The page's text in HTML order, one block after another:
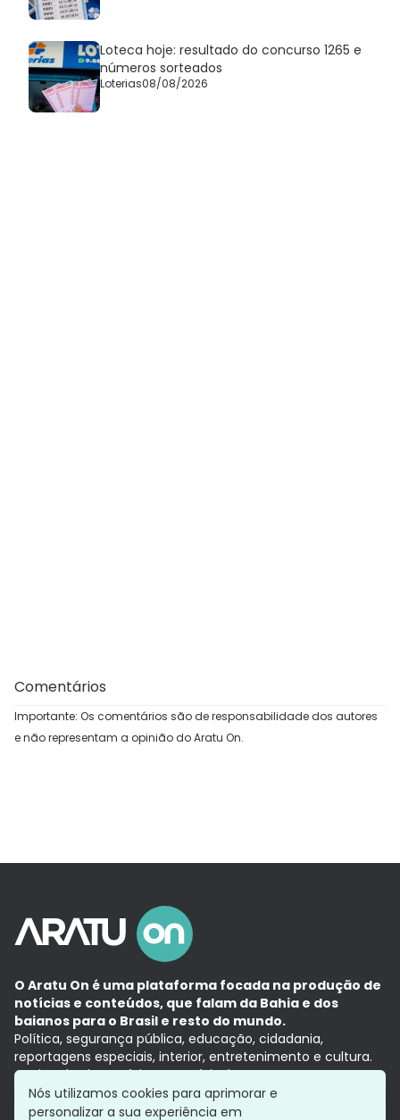
Loteca hoje: resultado do concurso 1265 e
números sorteados
Loterias08/08/2026
Comentários
Importante: Os comentários são de responsabilidade dos autores
e não representam a opinião do Aratu On.
O Aratu On é uma plataforma focada na produção de
notícias e conteúdos, que falam da Bahia e dos
baianos para o Brasil e resto do mundo.
Política, segurança pública, educação, cidadania,
reportagens especiais, interior, entretenimento e cultura.
Aqui, tudo vira notícia e a notícia é no tempo presente,
com a credibilidade do Grupo Aratu.
Grupo Aratu
Política de privacidade
Nós utilizamos cookies para aprimorar e
personalizar a sua experiência em